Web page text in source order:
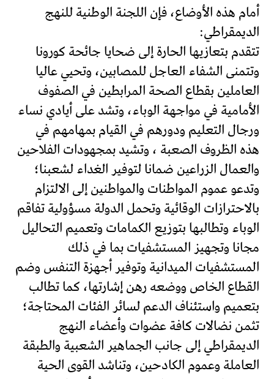
أمام هذه الأوضاع، فإن اللجنة الوطنية للنهج
الديمقراطي:
تتقدم بتعازيها الحارة إلى ضحايا جائحة كورونا
وتتمنى الشفاء العاجل للمصابين، وتحيي عاليا
العاملين بقطاع الصحة المرابطين في الصفوف
الأمامية في مواجهة الوباء، وتشد على أيادي نساء
ورجال التعليم ودورهم في القيام بمهامهم في
هذه الظروف الصعبة ، وتشيد بمجهودات الفلاحين
والعمال الزراعين ضمانا لتوفير الغداء لشعبنا؛
وتدعو عموم المواطنات والمواطنين إلى الالتزام
بالاحترازات الوقائية وتحمل الدولة مسؤولية تفاقم
الوباء وتطالبها بتوزيع الكمامات وتعميم التحاليل
مجانا وتجهيز المستشفيات بما في ذلك
المستشفيات الميدانية وتوفير أجهزة التنفس وضم
القطاع الخاص ووضعه رهن إشارتها، كما تطالب
بتعميم واستئناف الدعم لسائر الفئات المحتاجة؛
تثمن نضالات كافة عضوات وأعضاء النهج
الديمقراطي إلى جانب الجماهير الشعبية والطبقة
العاملة وعموم الكادحين، وتناشد القوى الحية